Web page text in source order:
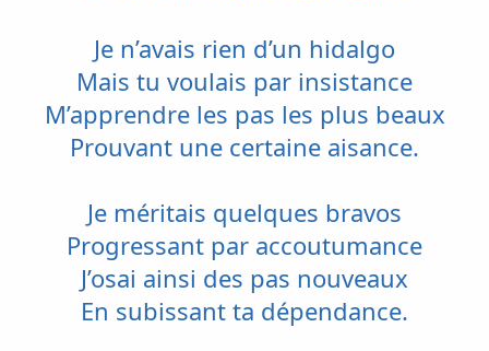
Je n’avais rien d’un hidalgo
Mais tu voulais par insistance
M’apprendre les pas les plus beaux
Prouvant une certaine aisance.
Je méritais quelques bravos
Progressant par accoutumance
J’osai ainsi des pas nouveaux
En subissant ta dépendance.